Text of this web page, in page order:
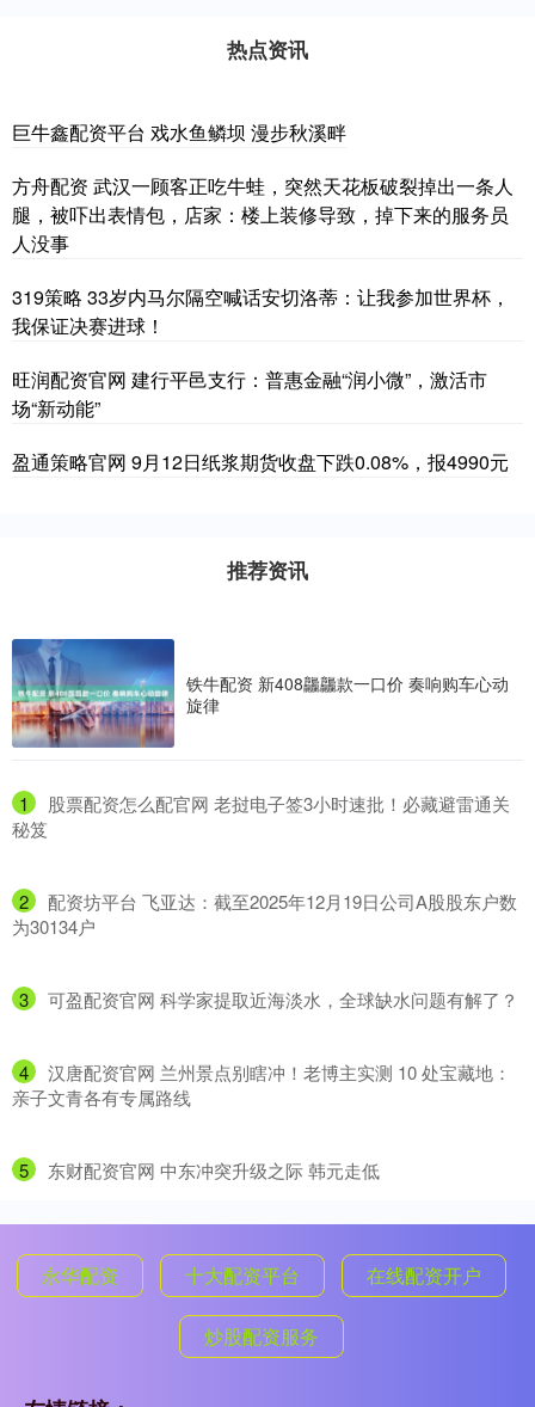
热点资讯
巨牛鑫配资平台 戏水鱼鳞坝 漫步秋溪畔
方舟配资 武汉一顾客正吃牛蛙，突然天花板破裂掉出一条人
腿，被吓出表情包，店家：楼上装修导致，掉下来的服务员
人没事
319策略 33岁内马尔隔空喊话安切洛蒂：让我参加世界杯，
我保证决赛进球！
旺润配资官网 建行平邑支行：普惠金融“润小微”，激活市
场“新动能”
盈通策略官网 9月12日纸浆期货收盘下跌0.08%，报4990元
推荐资讯
铁牛配资 新408龘龘款一口价 奏响购车心动
旋律
1
​股票配资怎么配官网 老挝电子签3小时速批！必藏避雷通关
秘笈
2
​配资坊平台 飞亚达：截至2025年12月19日公司A股股东户数
为30134户
3 ​可盈配资官网 科学家提取近海淡水，全球缺水问题有解了？
4
​汉唐配资官网 兰州景点别瞎冲！老博主实测 10 处宝藏地：
亲子文青各有专属路线
5 ​东财配资官网 中东冲突升级之际 韩元走低
永华配资 十大配资平台 在线配资开户
炒股配资服务